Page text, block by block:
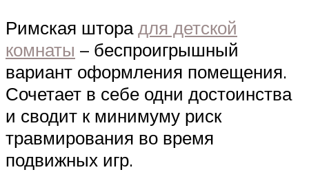
Римская шторадля детской
комнаты – беспроигрышный
вариант оформления помещения.
Сочетает в себе одни достоинства
и сводит к минимуму риск
травмирования во время
подвижных игр.